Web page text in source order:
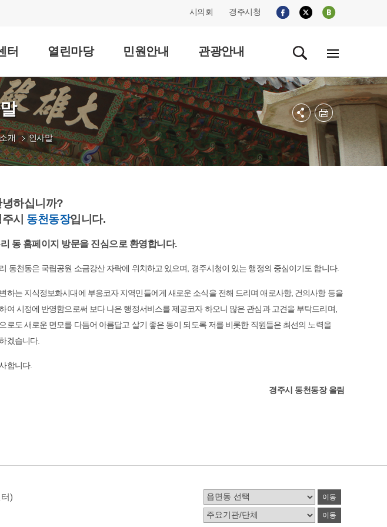
시의회 경주시청
터 열린마당 민원안내 관광안내
개 인사말
녕하십니까?
시 동천동장입니다.
동 홈페이지 방문을 진심으로 환영합니다.
동천동은 국립공원 소금강산 자락에 위치하고 있으며, 경주시청이 있는 행정의 중심이기도 합니다.
하는 지식정보화시대에 부응코자 지역민들에게 새로운 소식을 전해 드리며 애로사항, 건의사항 등을
여 시정에 반영함으로써 보다 나은 행정서비스를 제공코자 하오니 많은 관심과 고견을 부탁드리며,
로도 새로운 면모를 다듬어 아름답고 살기 좋은 동이 되도록 저를 비롯한 직원들은 최선의 노력을
겠습니다.
합니다.
경주시 동천동장 올림
)